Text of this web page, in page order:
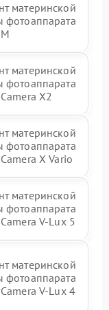
материнской
фотоаппарата
материнской
фотоаппарата
X2
материнской
фотоаппарата
X Vario
материнской
фотоаппарата
V-Lux 5
материнской
фотоаппарата
V-Lux 4